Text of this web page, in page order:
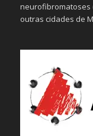
neurofibromatoses
outras cidades de